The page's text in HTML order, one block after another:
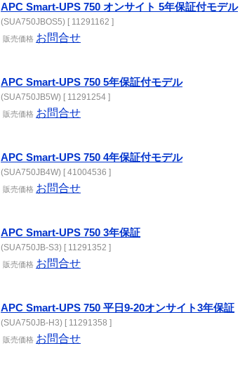
APC Smart-UPS 750 オンサイト 5年保証付モデル
(SUA750JBOS5) [ 11291162 ]
販売価格 お問合せ
APC Smart-UPS 750 5年保証付モデル
(SUA750JB5W) [ 11291254 ]
販売価格 お問合せ
APC Smart-UPS 750 4年保証付モデル
(SUA750JB4W) [ 41004536 ]
販売価格 お問合せ
APC Smart-UPS 750 3年保証
(SUA750JB-S3) [ 11291352 ]
販売価格 お問合せ
APC Smart-UPS 750 平日9-20オンサイト3年保証
(SUA750JB-H3) [ 11291358 ]
販売価格 お問合せ